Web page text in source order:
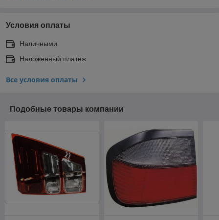
Условия оплаты
Наличными
Наложенный платеж
Все условия оплаты
Подобные товары компании